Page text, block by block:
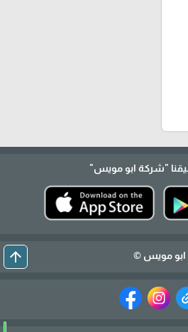
"شركة ابو مويس"
مويس © arrow_upward